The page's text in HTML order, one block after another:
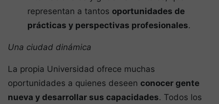
representan a tantos oportunidades de
prácticas y perspectivas profesionales.
Una ciudad dinámica
La propia Universidad ofrece muchas
oportunidades a quienes deseen conocer gente
nueva y desarrollar sus capacidades. Todos los